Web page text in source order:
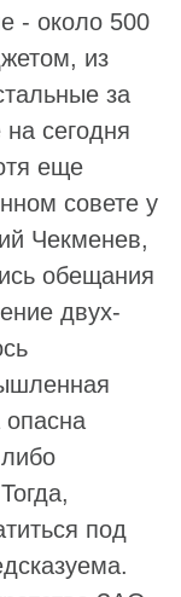
- около 500
из
за
сегодня
еще
совете у
Чекменев,
обещания
двух-
под